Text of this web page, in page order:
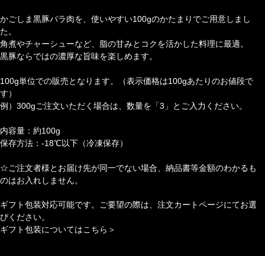
かごしま黒豚バラ肉を、使いやすい100gのかたまりでご用意しまし
た。
角煮やチャーシューなど、脂の甘みとコクを活かした料理に最適。
黒豚ならではの濃厚な旨味を楽しめます。
100g単位での販売となります。（表示価格は100gあたりのお値段で
す）
例）300gご注文いただく場合は、数量を「3」とご入力ください。
内容量：約100g
保存方法：-18℃以下（冷凍保存）
☆ご注文者様とお届け先が同一でない場合、納品書等金額のわかるも
のはお入れしません。
ギフト包装対応可能です。ご要望の際は、注文カートページにてお選
びください。
ギフト包装についてはこちら＞